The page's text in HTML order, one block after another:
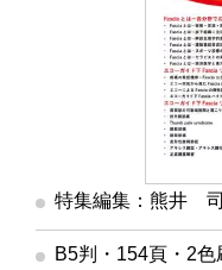
特集編集：熊井 司
B5判・154頁・2